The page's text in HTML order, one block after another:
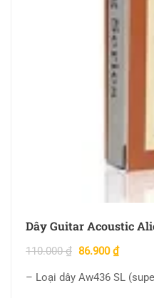
Dây Guitar Acoustic
110.000₫ 86.900₫
– Loại dây Aw436 SL